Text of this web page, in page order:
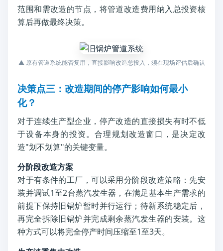
范围和需改造的节点，将管道改造费用纳入总投资核
算后再做最终决策。
▲ 原有管道系统能否复用，直接影响改造总投入，须在现场评估后确认
决策点三：改造期间的停产影响如何最小
化？
对于连续生产型企业，停产改造的直接损失有时不低
于设备本身的投资。合理规划改造窗口，是决定改
造"划不划算"的关键变量。
分阶段改造方案
对于有条件的工厂，可以采用分阶段改造策略：先安
装并调试1至2台蒸汽发生器，在满足基本生产需求的
前提下保持旧锅炉暂时并行运行；待新系统稳定后，
再完全拆除旧锅炉并完成剩余蒸汽发生器的安装。这
种方式可以将完全停产时间压缩至1至3天。